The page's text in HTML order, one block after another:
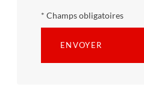
* Champs obligatoires